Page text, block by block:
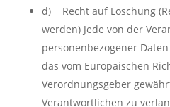
d) Recht auf Löschung
werden) Jede von der
personenbezogener
das vom Europäischen
Verordnungsgeber
Verantwortlichen zu